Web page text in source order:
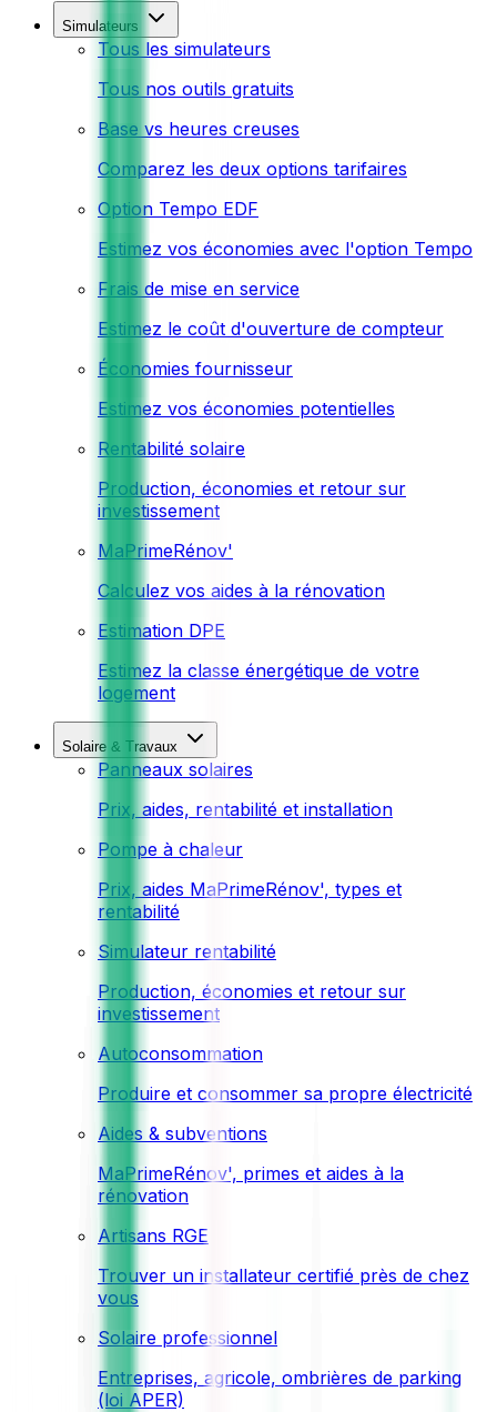
Simulateurs
Tous les simulateurs
Tous nos outils gratuits
Base vs heures creuses
Comparez les deux options tarifaires
Option Tempo EDF
Estimez vos économies avec l'option Tempo
Frais de mise en service
Estimez le coût d'ouverture de compteur
Économies fournisseur
Estimez vos économies potentielles
Rentabilité solaire
Production, économies et retour sur
investissement
MaPrimeRénov'
Calculez vos aides à la rénovation
Estimation DPE
Estimez la classe énergétique de votre
logement
Solaire & Travaux
Panneaux solaires
Prix, aides, rentabilité et installation
Pompe à chaleur
Prix, aides MaPrimeRénov', types et
rentabilité
Simulateur rentabilité
Production, économies et retour sur
investissement
Autoconsommation
Produire et consommer sa propre électricité
Aides & subventions
MaPrimeRénov', primes et aides à la
rénovation
Artisans RGE
Trouver un installateur certifié près de chez
vous
Solaire professionnel
Entreprises, agricole, ombrières de parking
(loi APER)